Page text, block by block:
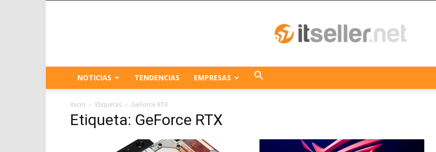
Centroamérica
NOTICIAS TENDENCIAS EMPRESAS
Inicio Etiquetas GeForce RTX
Etiqueta: GeForce RTX